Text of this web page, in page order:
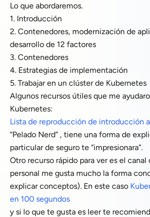
Lo que abordaremos.
1. Introducción
2. Contenedores, modernización de
desarrollo de 12 factores
3. Contenedores
4. Estrategias de implementación
5. Trabajar en un clúster de Kubernetes
Algunos recursos útiles que me
Kubernetes:
Lista de reproducción de introducción
“Pelado Nerd” , tiene una forma de
particular de seguro te “impresionara”.
Otro recurso rápido para ver es el
personal me gusta mucho la forma
explicar conceptos). En este caso
en 100 segundos
y si lo que te gusta es leer te